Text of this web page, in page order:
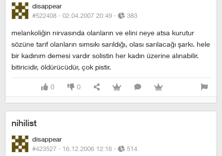
disappear
#522408 · 02.04.2007 20:49 · 383
melankoliğin nirvasında olanların ve elini neye atsa kurutur
sözüne tarif olanların sımsıkı sarıldığı, olası sarılacağı şarkı. hele
bir kadınım demesi vardır solistin her kadın üzerine alınabilir.
bitiricidir, öldürücüdür, çok pistir.
0 0
nihilist
disappear
#423527 · 16.12.2006 12:16 · 514